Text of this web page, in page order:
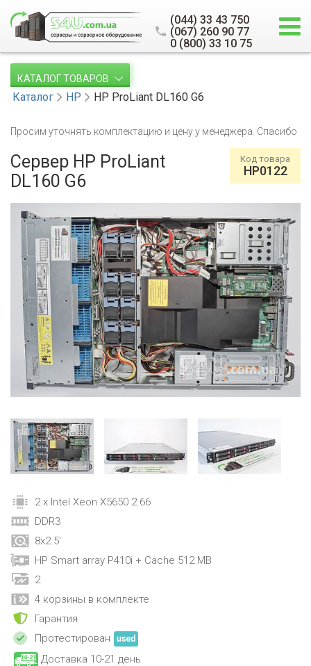
(044) 33 43 750
(067) 260 90 77
0 (800) 33 10 75
КАТАЛОГ ТОВАРОВ
Каталог HP HP ProLiant DL160 G6
Просим уточнять комплектацию и цену у менеджера. Спасибо
Сервер HP ProLiant
DL160 G6
Код товара
HP0122
2 x Intel Xeon X5650 2.66
DDR3
8x2.5'
HP Smart array P410i + Cache 512 MB
2
4 корзины в комплекте
Гарантия
Протестирован
Доставка 10-21 день